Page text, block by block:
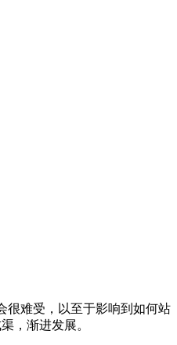
难受，以至于影响到如何站
，渐进发展。